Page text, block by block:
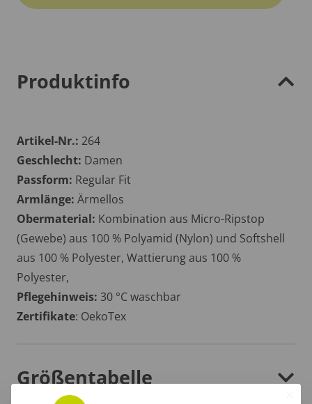
Produktinfo
Artikel-Nr.: 264
Geschlecht: Damen
Passform: Regular Fit
Armlänge: Ärmellos
Obermaterial: Kombination aus Micro-Ripstop
(Gewebe) aus 100 % Polyamid (Nylon) und Softshell
aus 100 % Polyester, Wattierung aus 100 %
Polyester,
Pflegehinweis: 30 °C waschbar
Zertifikate: OekoTex
Größentabelle